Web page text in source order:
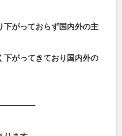
がっておらず国内外の主
がってきており国内外の